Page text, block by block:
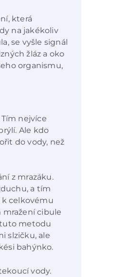
která
na jakékoliv
se vyšle signál
žláz a oko
organismu,
nejvíce
Ale kdo
do vody, než
z mrazáku.
a tím
celkovému
cibule
tuto metodu
slzičku, ale
bahýnko.
vody.